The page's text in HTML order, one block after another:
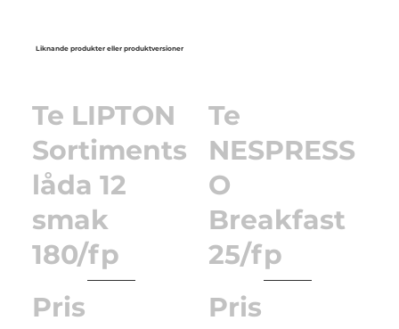
Liknande produkter eller produktversioner
Te LIPTON
Sortiments
låda 12
smak
180/fp
Pris
Te
NESPRESS
O
Breakfast
25/fp
Pris